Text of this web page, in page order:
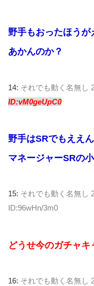
野手もおったほうが
あかんのか？
14: それでも動く名無し
ID:vM0geUpC0
野手はSRでもええ
マネージャーSRの
15: それでも動く名無し
ID:96wHn/3m0
どうせ今のガチャ
16: それでも動く名無し